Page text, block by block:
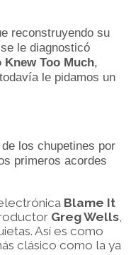
reconstruyendo su
le diagnosticó
Knew Too Much,
le pidamos un
los chupetines por
primeros acordes
Blame It
Greg Wells
Así es como
clásico como la ya